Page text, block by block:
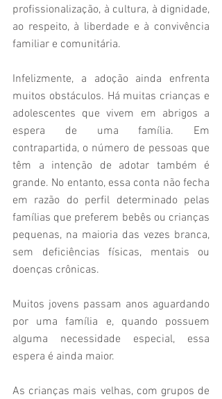
profissionalização, à cultura, à dignidade,
ao respeito, à liberdade e à convivência
familiar e comunitária.
Infelizmente, a adoção ainda enfrenta
muitos obstáculos. Há muitas crianças e
adolescentes que vivem em abrigos a
espera de uma família. Em
contrapartida, o número de pessoas que
têm a intenção de adotar também é
grande. No entanto, essa conta não fecha
em razão do perfil determinado pelas
famílias que preferem bebês ou crianças
pequenas, na maioria das vezes branca,
sem deficiências físicas, mentais ou
doenças crônicas.
Muitos jovens passam anos aguardando
por uma família e, quando possuem
alguma necessidade especial, essa
espera é ainda maior.
As crianças mais velhas, com grupos de